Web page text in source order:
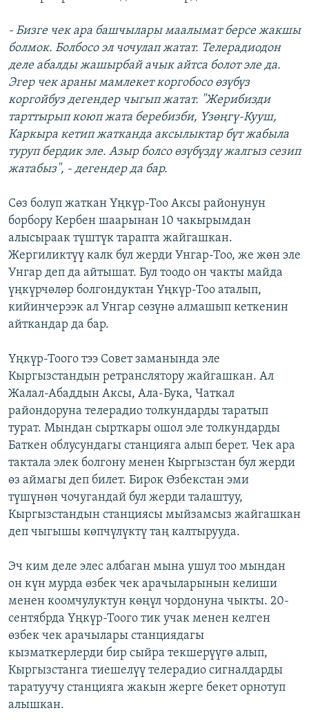
- Бизге чек ара башчылары маалымат берсе жакшы
болмок. Болбосо эл чочулап жатат. Телерадиодон
деле абалды жашырбай ачык айтса болот эле да.
Эгер чек араны мамлекет коргобосо өзүбүз
коргойбуз дегендер чыгып жатат. "Жерибизди
тарттырып коюп жата беребизби, Үзөңгү-Кууш,
Каркыра кетип жатканда аксылыктар бүт жабыла
туруп бердик эле. Азыр болсо өзүбүздү жалгыз сезип
жатабыз", - дегендер да бар.
Сөз болуп жаткан Үңкүр-Тоо Аксы районунун
борбору Кербен шаарынан 10 чакырымдан
алысыраак түштүк тарапта жайгашкан.
Жергиликтүү калк бул жерди Унгар-Тоо, же жөн эле
Унгар деп да айтышат. Бул тоодо он чакты майда
үңкүрчөлөр болгондуктан Үңкүр-Тоо аталып,
кийинчерээк ал Унгар сөзүнө алмашып кеткенин
айткандар да бар.
Үңкүр-Тоого тээ Совет заманында эле
Кыргызстандын ретранслятору жайгашкан. Ал
Жалал-Абаддын Аксы, Ала-Бука, Чаткал
райондоруна телерадио толкундарды таратып
турат. Мындан сырткары ошол эле толкундарды
Баткен облусундагы станцияга алып берет. Чек ара
тактала элек болгону менен Кыргызстан бул жерди
өз аймагы деп билет. Бирок Өзбекстан эми
түшүнөн чочугандай бул жерди талаштуу,
Кыргызстандын станциясы мыйзамсыз жайгашкан
деп чыгышы көпчүлүктү таң калтырууда.
Эч ким деле элес албаган мына ушул тоо мындан
он күн мурда өзбек чек арачыларынын келиши
менен коомчулуктун көңүл чордонуна чыкты. 20-
сентябрда Үңкүр-Тоого тик учак менен келген
өзбек чек арачылары станциядагы
кызматкерлерди бир сыйра текшерүүгө алып,
Кыргызстанга тиешелүү телерадио сигналдарды
таратуучу станцияга жакын жерге бекет орнотуп
алышкан.